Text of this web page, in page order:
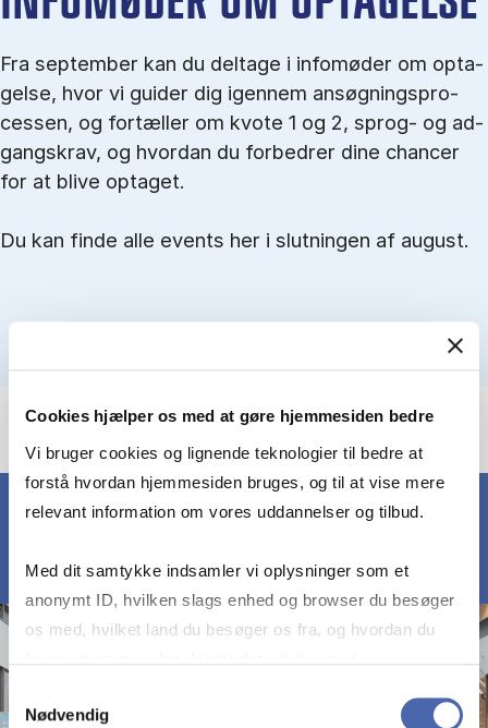
Cookies hjælper os med at gøre hjemmesiden bedre
Vi bruger cookies og lignende teknologier til bedre at
forstå hvordan hjemmesiden bruges, og til at vise mere
relevant information om vores uddannelser og tilbud.
Med dit samtykke indsamler vi oplysninger som et
anonymt ID, hvilken slags enhed og browser du besøger
os med, hvilket land du besøger os fra, og hvordan du
markedsføring. Du bestemmer selv - og kan altid trække
Nødvendig
Fra september kan du del­tage i in­fo­mø­der om op­ta­
gel­se, hvor vi gu­i­der dig igen­nem an­søg­nings­pro­
ces­sen, og for­tæl­ler om kvo­te 1 og 2, sprog- og ad­
gangs­krav, og hvordan du forbedrer dine chancer
for at blive optaget.
Du kan finde alle events her i slutningen af august.